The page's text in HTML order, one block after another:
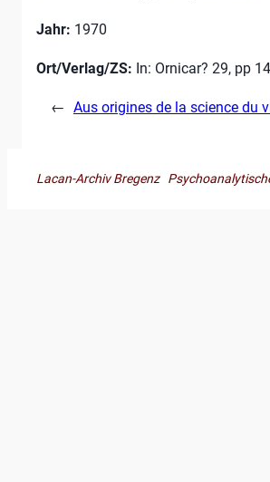
Jahr: 1970
Ort/Verlag/ZS: In: Ornicar? 29, pp
← Aus origines de la science du
Lacan-Archiv Bregenz